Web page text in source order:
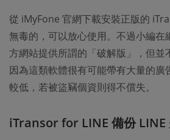
從 iMyFone 官網下載安裝正版的
無毒的，可以放心使用。不過小編在
方網站提供所謂的「破解版」，但並
因為這類軟體很有可能帶有大量的廣
較低，若被盜竊個資則得不償失。
iTransor for LINE 備份 LINE